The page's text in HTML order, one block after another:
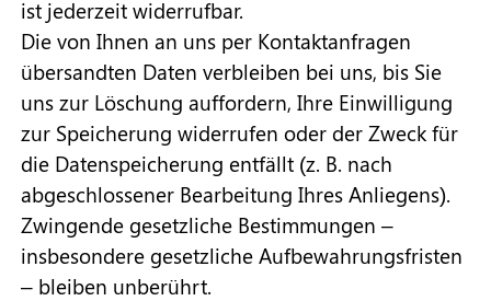
ist jederzeit widerrufbar.
Die von Ihnen an uns per Kontaktanfragen
übersandten Daten verbleiben bei uns, bis Sie
uns zur Löschung auffordern, Ihre Einwilligung
zur Speicherung widerrufen oder der Zweck für
die Datenspeicherung entfällt (z. B. nach
abgeschlossener Bearbeitung Ihres Anliegens).
Zwingende gesetzliche Bestimmungen –
insbesondere gesetzliche Aufbewahrungsfristen
– bleiben unberührt.